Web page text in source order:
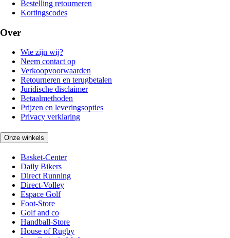
Bestelling retourneren
Kortingscodes
Over
Wie zijn wij?
Neem contact op
Verkoopvoorwaarden
Retourneren en terugbetalen
Juridische disclaimer
Betaalmethoden
Prijzen en leveringsopties
Privacy verklaring
Onze winkels
Basket-Center
Daily Bikers
Direct Running
Direct-Volley
Espace Golf
Foot-Store
Golf and co
Handball-Store
House of Rugby